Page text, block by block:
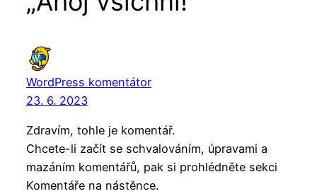
WordPress komentátor
23. 6. 2023
Zdravím, tohle je komentář.
Chcete-li začít se schvalováním, úpravami a
mazáním komentářů, pak si prohlédněte sekci
Komentáře na nástěnce.